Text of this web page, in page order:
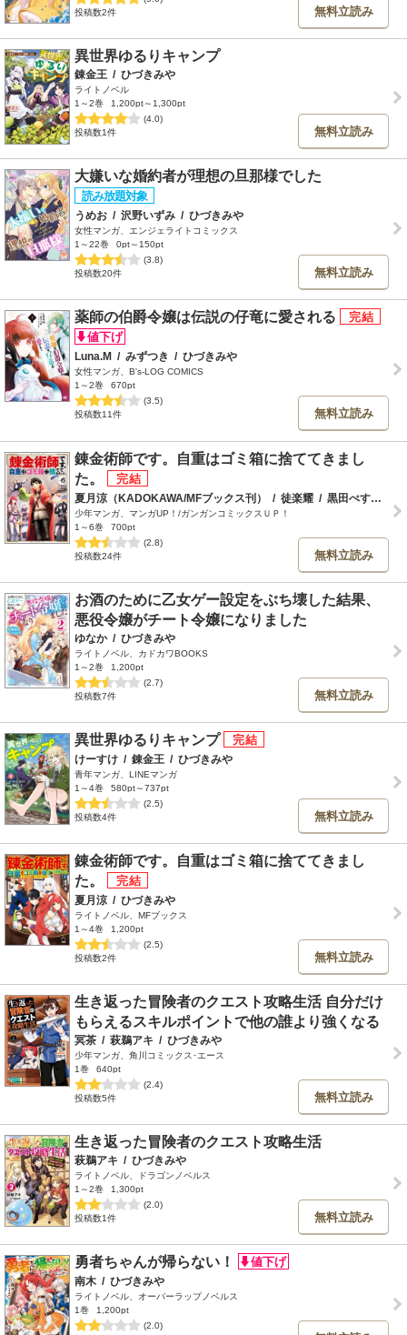
投稿数2件
無料立読み
異世界ゆるりキャンプ
錬金王 / ひづきみや
ライトノベル
1～2巻
1,200pt～1,300pt
(4.0)
投稿数1件
無料立読み
大嫌いな婚約者が理想の旦那様でした
うめお / 沢野いずみ / ひづきみや
女性マンガ、エンジェライトコミックス
1～22巻
0pt～150pt
(3.8)
投稿数20件
無料立読み
薬師の伯爵令嬢は伝説の仔竜に愛される
Luna.M / みずつき / ひづきみや
女性マンガ、B's-LOG COMICS
1～2巻
670pt
(3.5)
投稿数11件
無料立読み
錬金術師です。自重はゴミ箱に捨ててきまし
た。
夏月涼（KADOKAWA/MFブックス刊） / 徒楽耀 / 黒田ぺすと
少年マンガ、マンガUP！/ガンガンコミックスＵＰ！
1～6巻
700pt
(2.8)
投稿数24件
無料立読み
お酒のために乙女ゲー設定をぶち壊した結果、
悪役令嬢がチート令嬢になりました
ゆなか / ひづきみや
ライトノベル、カドカワBOOKS
1～2巻
1,200pt
(2.7)
投稿数7件
無料立読み
異世界ゆるりキャンプ
けーすけ / 錬金王 / ひづきみや
青年マンガ、LINEマンガ
1～4巻
580pt～737pt
(2.5)
投稿数4件
無料立読み
錬金術師です。自重はゴミ箱に捨ててきまし
た。
夏月涼 / ひづきみや
ライトノベル、MFブックス
1～4巻
1,200pt
(2.5)
投稿数2件
無料立読み
生き返った冒険者のクエスト攻略生活 自分だけ
もらえるスキルポイントで他の誰より強くなる
冥茶 / 萩鵜アキ / ひづきみや
少年マンガ、角川コミックス･エース
1巻
640pt
(2.4)
投稿数5件
無料立読み
生き返った冒険者のクエスト攻略生活
萩鵜アキ / ひづきみや
ライトノベル、ドラゴンノベルス
1～2巻
1,300pt
(2.0)
投稿数1件
無料立読み
勇者ちゃんが帰らない！
南木 / ひづきみや
ライトノベル、オーバーラップノベルス
1巻
1,200pt
(2.0)